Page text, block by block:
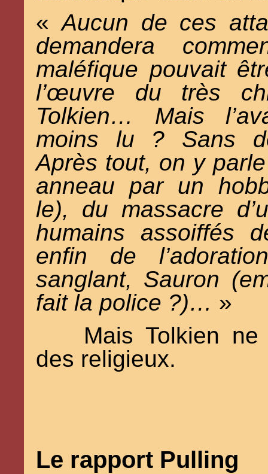
«Aucun de ces
demandera
maléfique pouvait
l’œuvre du très
Tolkien… Mais
moins lu ? Sans
Après tout, on y
anneau par un
le), du massacre
humains assoiffés
enfin de
sanglant, Sauron
fait la police ?)… »
Mais Tolkien
des religieux.
Le rapport Pulling